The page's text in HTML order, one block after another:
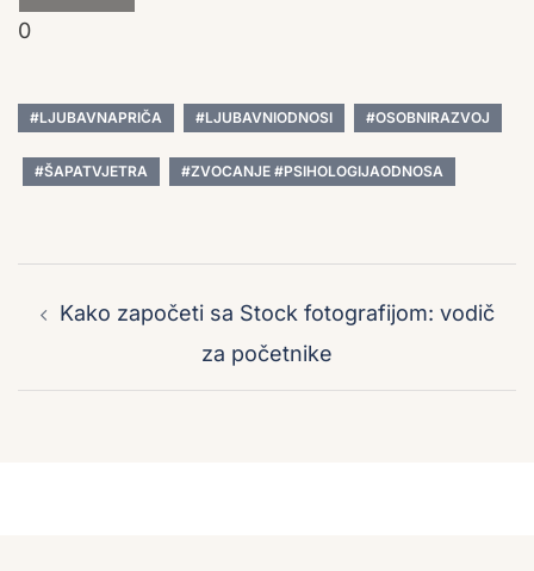
0
#LJUBAVNAPRIČA #LJUBAVNIODNOSI #OSOBNIRAZVOJ
#ŠAPATVJETRA #ZVOCANJE #PSIHOLOGIJAODNOSA
navigation
Kako započeti sa Stock fotografijom: vodič
za početnike